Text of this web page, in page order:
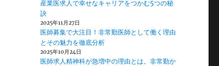
産業医求人で幸せなキャリアをつかむ5つの秘
訣
2025年11月27日
医師募集で大注目！非常勤医師として働く理由
とその魅力を徹底分析
2025年10月24日
医師求人精神科が急増中の理由とは。非常勤か